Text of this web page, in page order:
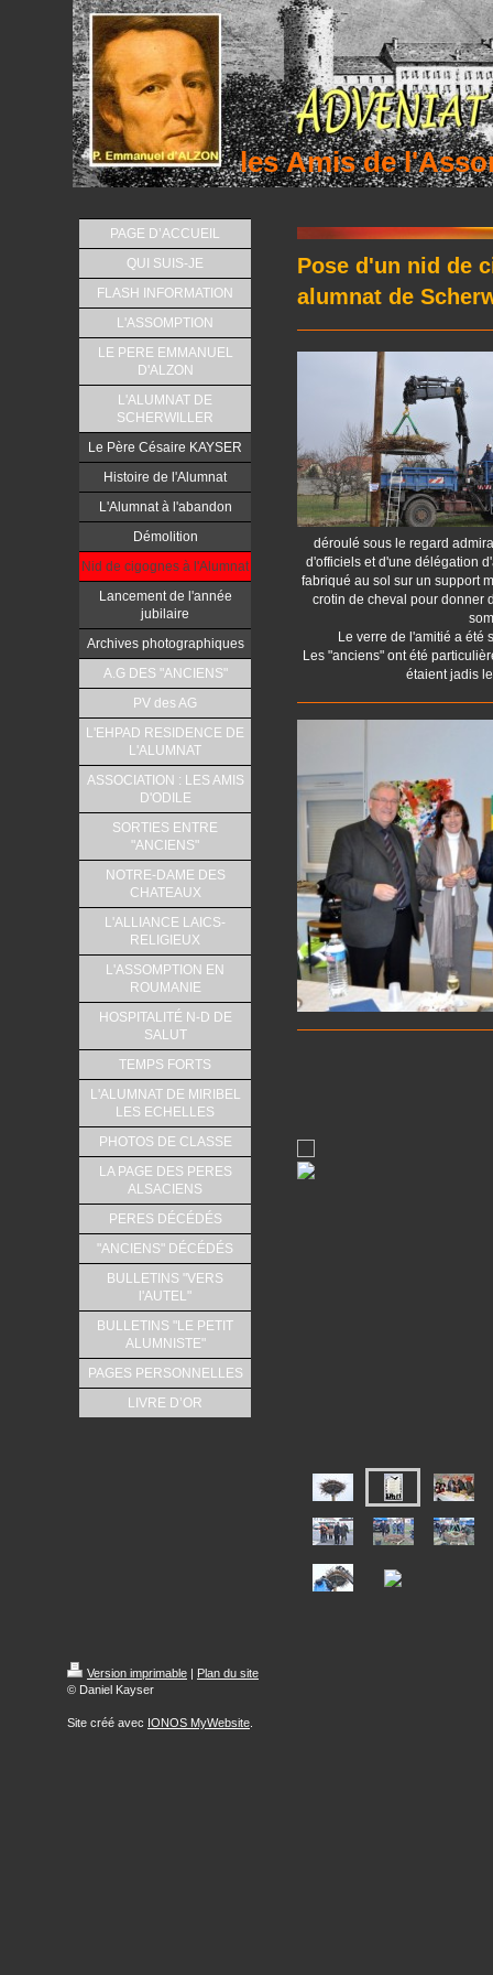
les Amis de
PAGE D’ACCUEIL
QUI SUIS-JE
FLASH INFORMATION
L'ASSOMPTION
LE PERE EMMANUEL
D'ALZON
L'ALUMNAT DE
SCHERWILLER
Le Père Césaire KAYSER
Histoire de l'Alumnat
L'Alumnat à l'abandon
Démolition
Nid de cigognes à l'Alumnat
Lancement de l'année
jubilaire
Archives photographiques
A.G DES "ANCIENS"
PV des AG
L'EHPAD RESIDENCE DE
L'ALUMNAT
ASSOCIATION : LES AMIS
D'ODILE
SORTIES ENTRE
"ANCIENS"
NOTRE-DAME DES
CHATEAUX
L'ALLIANCE LAICS-
RELIGIEUX
L'ASSOMPTION EN
ROUMANIE
HOSPITALITÉ N-D DE
SALUT
TEMPS FORTS
L'ALUMNAT DE MIRIBEL
LES ECHELLES
PHOTOS DE CLASSE
LA PAGE DES PERES
ALSACIENS
PERES DÉCÉDÉS
"ANCIENS" DÉCÉDÉS
BULLETINS "VERS
l'AUTEL"
BULLETINS "LE PETIT
ALUMNISTE"
PAGES PERSONNELLES
LIVRE D’OR
Pose d'un nid de
alumnat de
déroulé sous le regard
d'officiels et d'une délégation
fabriqué au sol sur un support
crotin de cheval pour donner
Le verre de l'amitié a été
Les "anciens" ont été
étaient jadis
Version imprimable | Plan du site
© Daniel Kayser
Site créé avec IONOS MyWebsite